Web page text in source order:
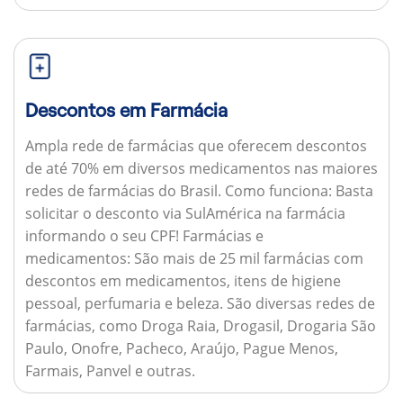
Descontos em Farmácia
Ampla rede de farmácias que oferecem descontos
de até 70% em diversos medicamentos nas maiores
redes de farmácias do Brasil. Como funciona: Basta
solicitar o desconto via SulAmérica na farmácia
informando o seu CPF! Farmácias e
medicamentos: São mais de 25 mil farmácias com
descontos em medicamentos, itens de higiene
pessoal, perfumaria e beleza. São diversas redes de
farmácias, como Droga Raia, Drogasil, Drogaria São
Paulo, Onofre, Pacheco, Araújo, Pague Menos,
Farmais, Panvel e outras.